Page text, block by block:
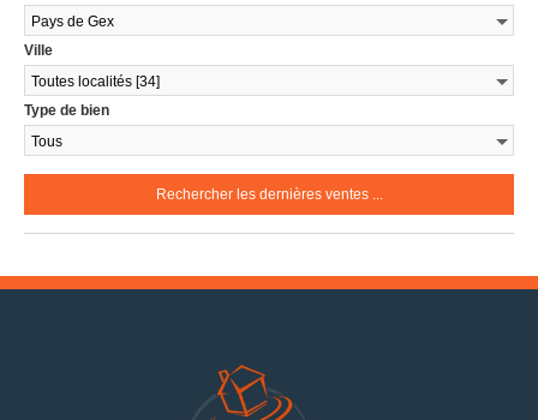
Ville
Type de bien